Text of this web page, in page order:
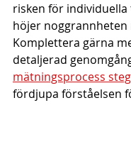
risken för
höjer noggrannheten
Komplettera gärna
detaljerad
mätningsprocess
fördjupa förståelsen